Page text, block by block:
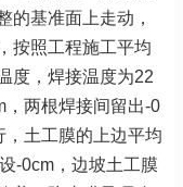
的基准面上走动，
按照工程施工平均
度，焊接温度为22
，两根焊接间留出-0
土工膜的上边平均
-0cm，边坡土工膜